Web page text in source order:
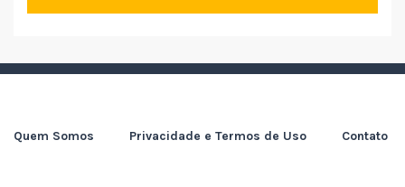
Quem Somos Privacidade e Termos de Uso Contato